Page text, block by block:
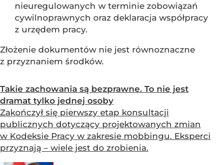
nieuregulowanych w terminie zobowiązań
cywilnoprawnych oraz deklaracja współpracy
z urzędem pracy.
Złożenie dokumentów nie jest równoznaczne
z przyznaniem środków.
Takie zachowania są bezprawne. To nie jest
dramat tylko jednej osoby
Zakończył się pierwszy etap konsultacji
publicznych dotyczący projektowanych zmian
w Kodeksie Pracy w zakresie mobbingu. Eksperci
przyznają – wiele jest do zrobienia.